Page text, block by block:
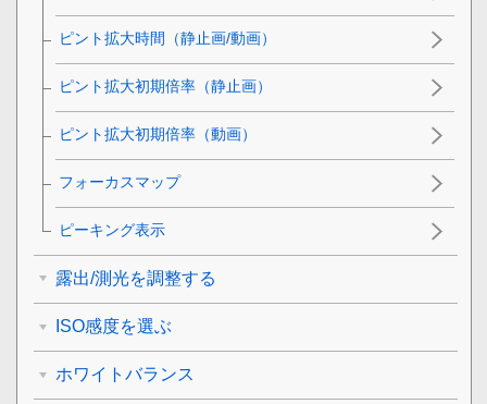
ピント拡大時間 （静止画/動画）
ピント拡大初期倍率 （静止画）
ピント拡大初期倍率 （動画）
フォーカスマップ
ピーキング表示
露出/測光を調整する
ISO感度を選ぶ
ホワイトバランス